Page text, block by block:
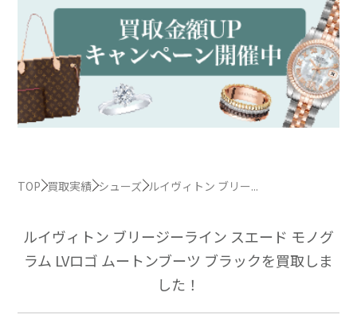
TOP 買取実績 シューズ ルイヴィトン ブリー...
ルイヴィトン ブリージーライン スエード モノグ
ラム LVロゴ ムートンブーツ ブラックを買取しま
した！